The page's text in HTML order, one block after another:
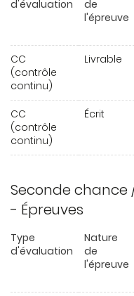
d'évaluation
de
l'épreuve
CC
(contrôle
continu)
Livrable
CC
(contrôle
continu)
Écrit
Seconde chance
- Épreuves
Type
d'évaluation
Nature
de
l'épreuve